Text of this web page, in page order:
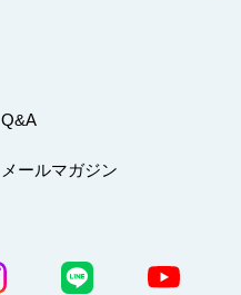
Q&A
メールマガジン